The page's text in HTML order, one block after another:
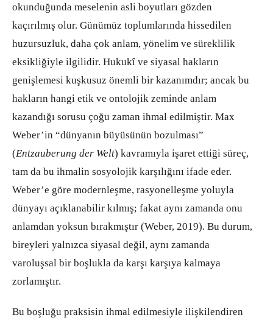
okunduğunda meselenin asli boyutları gözden
kaçırılmış olur. Günümüz toplumlarında hissedilen
huzursuzluk, daha çok anlam, yönelim ve süreklilik
eksikliğiyle ilgilidir. Hukukî ve siyasal hakların
genişlemesi kuşkusuz önemli bir kazanımdır; ancak bu
hakların hangi etik ve ontolojik zeminde anlam
kazandığı sorusu çoğu zaman ihmal edilmiştir. Max
Weber’in “dünyanın büyüsünün bozulması”
(Entzauberung der Welt) kavramıyla işaret ettiği süreç,
tam da bu ihmalin sosyolojik karşılığını ifade eder.
Weber’e göre modernleşme, rasyonelleşme yoluyla
dünyayı açıklanabilir kılmış; fakat aynı zamanda onu
anlamdan yoksun bırakmıştır (Weber, 2019). Bu durum,
bireyleri yalnızca siyasal değil, aynı zamanda
varoluşsal bir boşlukla da karşı karşıya kalmaya
zorlamıştır.
Bu boşluğu praksisin ihmal edilmesiyle ilişkilendiren